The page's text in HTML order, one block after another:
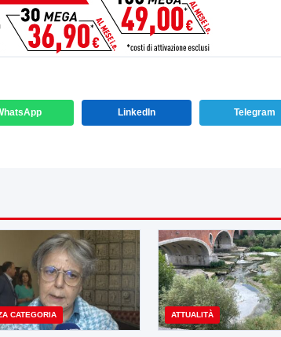
LinkedIn Telegram
CATEGORIA ATTUALITÀ